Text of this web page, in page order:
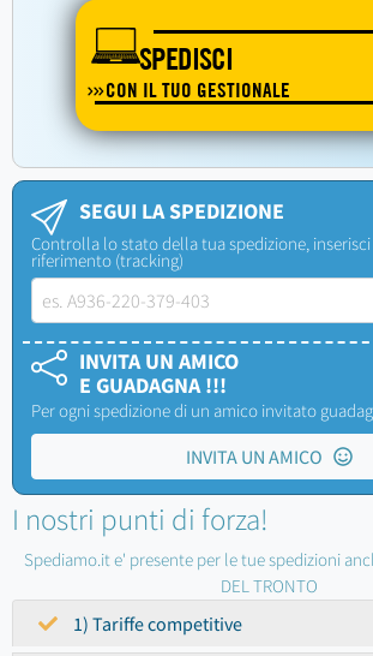
SPEDISCI
CON IL TUO GESTIONALE
SEGUI LA SPEDIZIONE
Controlla lo stato della tua spedizione,
riferimento (tracking)
INVITA UN AMICO
E GUADAGNA !!!
Per ogni spedizione di un amico invitato
INVITA UN AMICO
I nostri punti di forza!
Spediamo.it e' presente per le tue spedizioni
DEL TRONTO
1) Tariffe competitive